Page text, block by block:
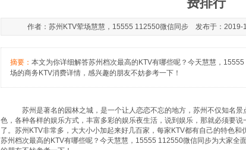
作者：苏州KTV荤场慧慧，15555 112550微信同步 发布于：
摘要： 本文为你详细解答苏州档次最高的KTV有哪些呢？今天慧慧，
场的商务KTV消费详情，感兴趣的朋友不妨参考一下！
苏州是著名的园林之城，是一个让人恋恋不忘的地方，苏州不仅知名景
色，各种各样的娱乐方式，丰富多彩的娱乐夜生活，说到娱乐，那就必须要
了。苏州KTV非常多，大大小小加起来好几百家，每家KTV都有自己的特色和
苏州档次最高的KTV有哪些呢？今天慧慧，15555 112550微信同步为大家全